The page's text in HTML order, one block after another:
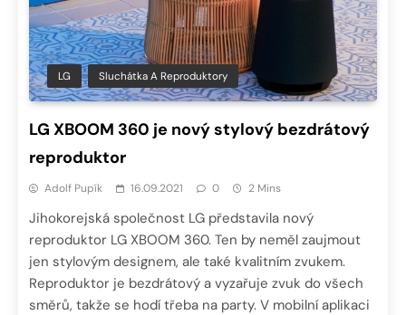
LG Sluchátka A Reproduktory
LG XBOOM 360 je nový stylový bezdrátový
reproduktor
Adolf Pupík 16.09.2021 0 2 Mins
Jihokorejská společnost LG představila nový
reproduktor LG XBOOM 360. Ten by neměl zaujmout
jen stylovým designem, ale také kvalitním zvukem.
Reproduktor je bezdrátový a vyzařuje zvuk do všech
směrů, takže se hodí třeba na party. V mobilní aplikaci